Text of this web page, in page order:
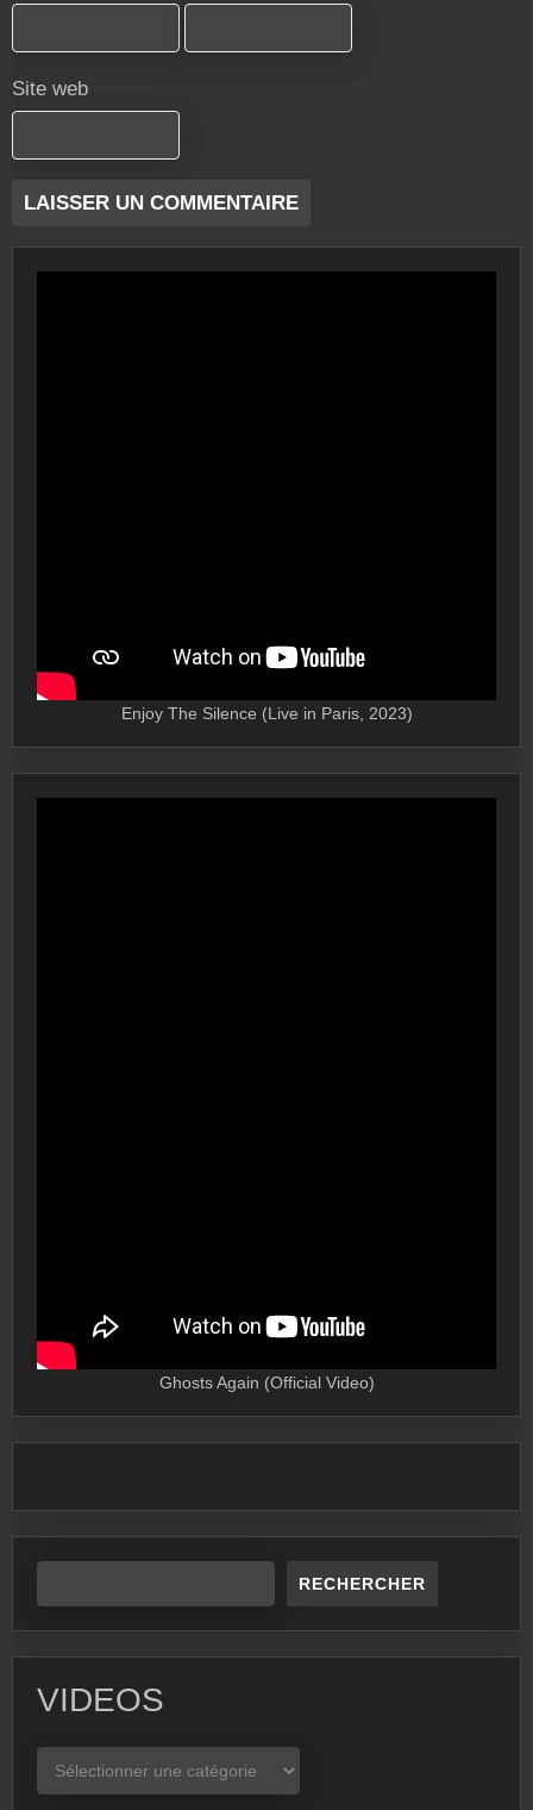
Site web
Enjoy The Silence (Live in Paris, 2023)
Ghosts Again (Official Video)
RECHERCHER
VIDEOS
VIDEOS